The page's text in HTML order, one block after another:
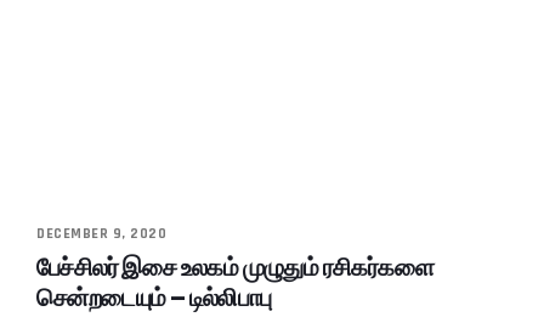
DECEMBER 9, 2020
பேச்சிலர் இசை உலகம் முழுதும் ரசிகர்களை
சென்றடையும் – டில்லிபாபு